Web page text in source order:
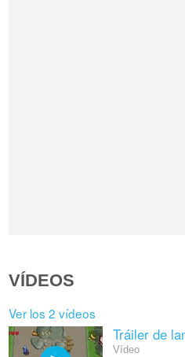
VÍDEOS
Ver los 2 vídeos
Tráiler de
Vídeo